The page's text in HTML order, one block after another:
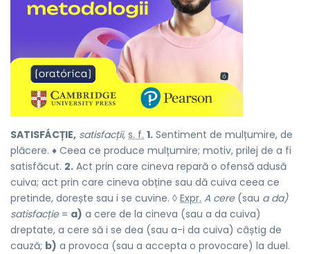
SATISFÁCȚIE, satisfacții, s. f. 1. Sentiment de mulțumire, de
plăcere. ♦ Ceea ce produce mulțumire; motiv, prilej de a fi
satisfăcut. 2. Act prin care cineva repară o ofensă adusă
cuiva; act prin care cineva obține sau dă cuiva ceea ce
pretinde, dorește sau i se cuvine. ◊ Expr. A cere(sau a da)
satisfacție= a) a cere de la cineva (sau a da cuiva)
dreptate, a cere să i se dea (sau a-i da cuiva) câștig de
cauză; b) a provoca (sau a accepta o provocare) la duel.